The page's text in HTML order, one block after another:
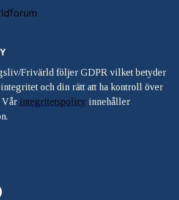
Frivärld följer GDPR vilket betyder
och din rätt att ha kontroll över
Vår integritetspolicy innehåller